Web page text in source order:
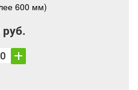
600 мм)